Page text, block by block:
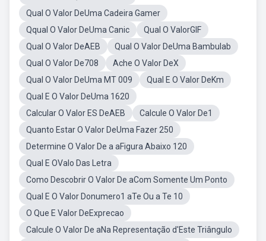
Qual O Valor DeUma Cadeira Gamer
Qqual O Valor DeUma Canic
Qual O ValorGIF
Qual O Valor DeAEB
Qual O Valor DeUma Bambulab
Qual O Valor De708
Ache O Valor DeX
Qual O Valor DeUma MT 009
Qual E O Valor DeKm
Qual E O Valor DeUma 1620
Calcular O Valor ES DeAEB
Calcule O Valor De1
Quanto Estar O Valor DeUma Fazer 250
Determine O Valor De a aFigura Abaixo 120
Qual E OValo Das Letra
Como Descobrir O Valor De aCom Somente Um Ponto
Qual E O Valor Donumero1 aTe Ou a Te 10
O Que E Valor DeExprecao
Calcule O Valor De aNa Representação d'Este Triângulo